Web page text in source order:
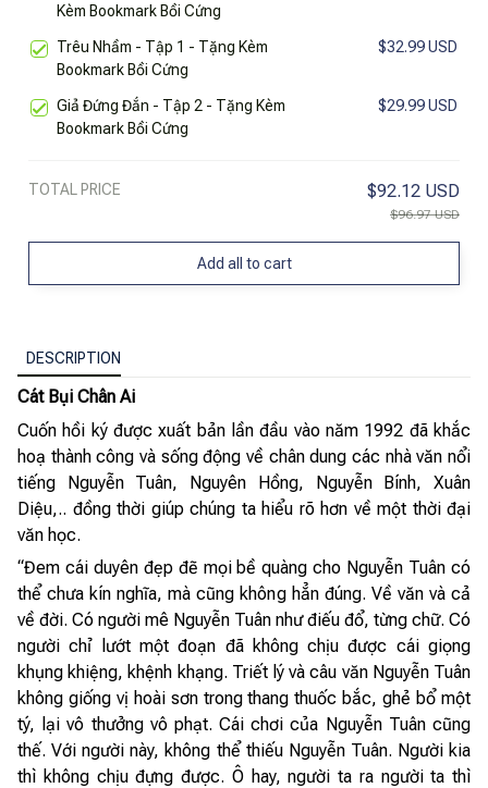
Kèm Bookmark Bồi Cứng
Trêu Nhầm - Tập 1 - Tặng Kèm
Bookmark Bồi Cứng
$32.99 USD
Giả Đứng Đắn - Tập 2 - Tặng Kèm
Bookmark Bồi Cứng
$29.99 USD
TOTAL PRICE $92.12 USD
$96.97 USD
Add all to cart
DESCRIPTION
Cát Bụi Chân Ai
Cuốn hồi ký được xuất bản lần đầu vào năm 1992 đã khắc
hoạ thành công và sống động về chân dung các nhà văn nổi
tiếng Nguyễn Tuân, Nguyên Hồng, Nguyễn Bính, Xuân
Diệu,.. đồng thời giúp chúng ta hiểu rõ hơn về một thời đại
văn học.
“Đem cái duyên đẹp đẽ mọi bề quàng cho Nguyễn Tuân có
thể chưa kín nghĩa, mà cũng không hẳn đúng. Về văn và cả
về đời. Có người mê Nguyễn Tuân như điếu đổ, từng chữ. Có
người chỉ lướt một đoạn đã không chịu được cái giọng
khụng khiệng, khệnh khạng. Triết lý và câu văn Nguyễn Tuân
không giống vị hoài sơn trong thang thuốc bắc, ghẻ bổ một
tý, lại vô thưởng vô phạt. Cái chơi của Nguyễn Tuân cũng
thế. Với người này, không thể thiếu Nguyễn Tuân. Người kia
thì không chịu đựng được. Ô hay, người ta ra người ta thì